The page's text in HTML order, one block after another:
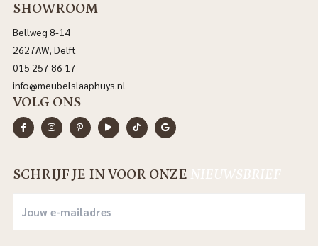
SHOWROOM
Bellweg 8-14
2627AW, Delft
015 257 86 17
info@meubelslaaphuys.nl
VOLG ONS
SCHRIJF JE IN VOOR ONZE NIEUWSBRIEF